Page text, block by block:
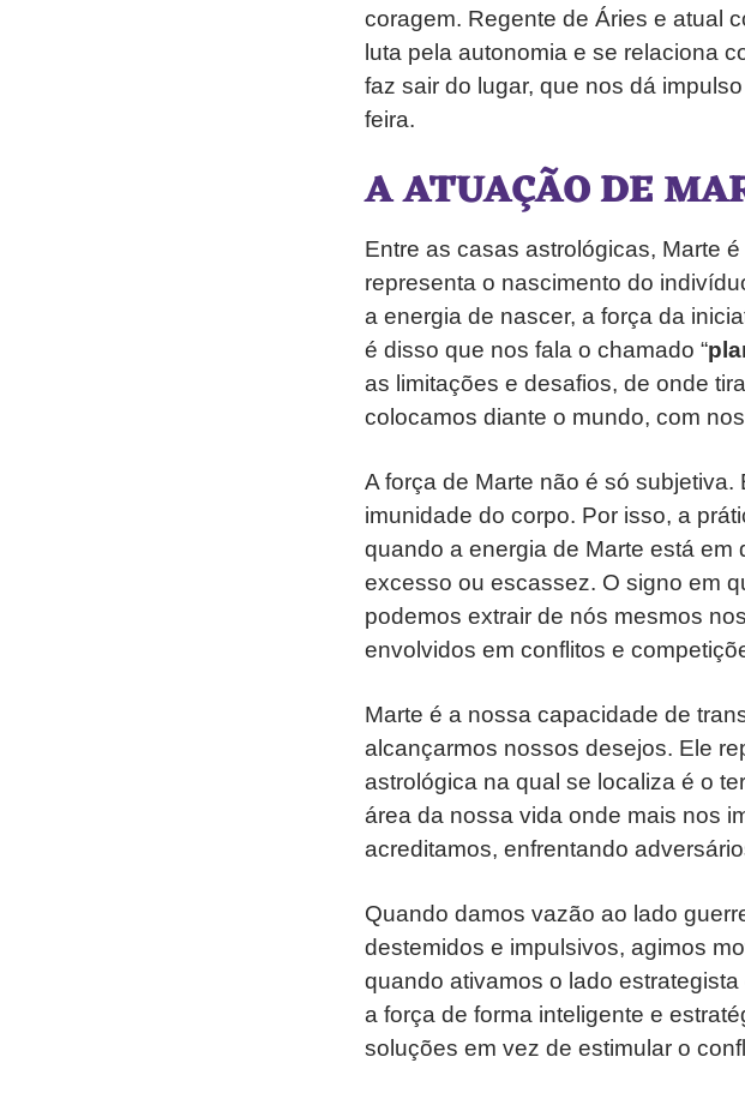
coragem. Regente de Áries e atual
luta pela autonomia e se relaciona
faz sair do lugar, que nos dá
feira.
A ATUAÇÃO DE
Entre as casas astrológicas, Marte
representa o nascimento do
a energia de nascer, a força da
é disso que nos fala o chamado “
as limitações e desafios, de onde
colocamos diante o mundo, com
A força de Marte não é só
imunidade do corpo. Por isso, a
quando a energia de Marte está em
excesso ou escassez. O signo em
podemos extrair de nós mesmos
envolvidos em conflitos e
Marte é a nossa capacidade de
alcançarmos nossos desejos. Ele
astrológica na qual se localiza é o
área da nossa vida onde mais nos
acreditamos, enfrentando
Quando damos vazão ao lado
destemidos e impulsivos, agimos
quando ativamos o lado
a força de forma inteligente e
soluções em vez de estimular o